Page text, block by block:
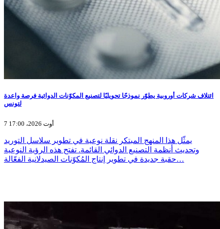
ائتلاف شركات أوروبية يطوّر نموذجًا تحويليًا لتصنيع المكوّنات الدوائية فرصة واعدة
لتونس
7 أوت 2026، 17:00
يمثّل هذا المنهج المبتكر نقلة نوعية في تطوير سلاسل التوريد
وتحديث أنظمة التصنيع الدوائي القائمة. تفتح هذه الرؤية النوعية
حقبة جديدة في تطوير إنتاج المُكوّنات الصيدلانية الفعّالة…